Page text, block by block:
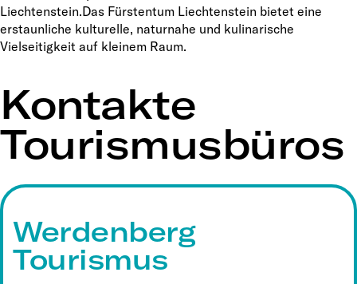
Liechtenstein.Das Fürstentum Liechtenstein bietet eine
erstaunliche kulturelle, naturnahe und kulinarische
Vielseitigkeit auf kleinem Raum.
Kontakte
Tourismusbüros
Werdenberg
Tourismus